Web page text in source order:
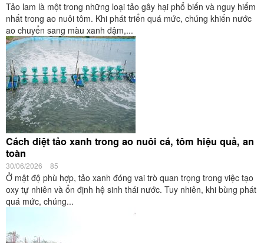
Tảo lam là một trong những loại tảo gây hại phổ biến và nguy hiểm
nhất trong ao nuôi tôm. Khi phát triển quá mức, chúng khiến nước
ao chuyển sang màu xanh đậm,...
Cách diệt tảo xanh trong ao nuôi cá, tôm hiệu quả, an
toàn
30/06/2026 85
Ở mật độ phù hợp, tảo xanh đóng vai trò quan trọng trong việc tạo
oxy tự nhiên và ổn định hệ sinh thái nước. Tuy nhiên, khi bùng phát
quá mức, chúng...